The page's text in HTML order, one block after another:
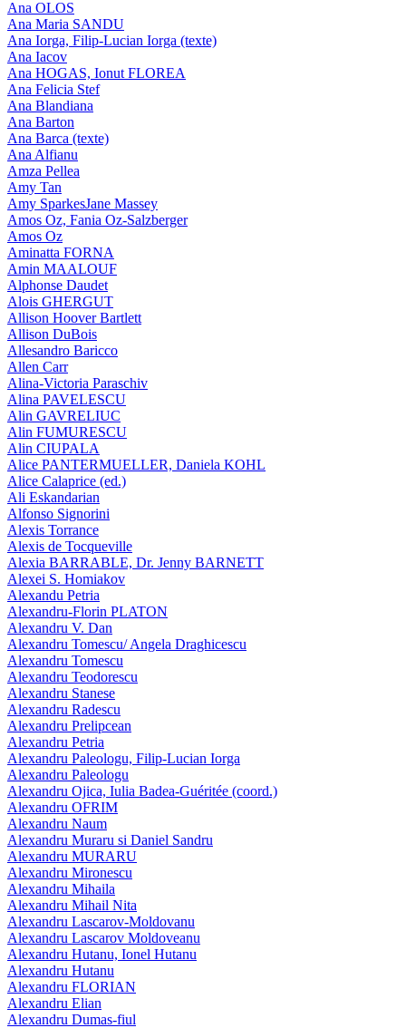
Ana OLOS
Ana Maria SANDU
Ana Iorga, Filip-Lucian Iorga (texte)
Ana Iacov
Ana HOGAS, Ionut FLOREA
Ana Felicia Stef
Ana Blandiana
Ana Barton
Ana Barca (texte)
Ana Alfianu
Amza Pellea
Amy Tan
Amy SparkesJane Massey
Amos Oz, Fania Oz-Salzberger
Amos Oz
Aminatta FORNA
Amin MAALOUF
Alphonse Daudet
Alois GHERGUT
Allison Hoover Bartlett
Allison DuBois
Allesandro Baricco
Allen Carr
Alina-Victoria Paraschiv
Alina PAVELESCU
Alin GAVRELIUC
Alin FUMURESCU
Alin CIUPALA
Alice PANTERMUELLER, Daniela KOHL
Alice Calaprice (ed.)
Ali Eskandarian
Alfonso Signorini
Alexis Torrance
Alexis de Tocqueville
Alexia BARRABLE, Dr. Jenny BARNETT
Alexei S. Homiakov
Alexandu Petria
Alexandru-Florin PLATON
Alexandru V. Dan
Alexandru Tomescu/ Angela Draghicescu
Alexandru Tomescu
Alexandru Teodorescu
Alexandru Stanese
Alexandru Radescu
Alexandru Prelipcean
Alexandru Petria
Alexandru Paleologu, Filip-Lucian Iorga
Alexandru Paleologu
Alexandru Ojica, Iulia Badea-Guéritée (coord.)
Alexandru OFRIM
Alexandru Naum
Alexandru Muraru si Daniel Sandru
Alexandru MURARU
Alexandru Mironescu
Alexandru Mihaila
Alexandru Mihail Nita
Alexandru Lascarov-Moldovanu
Alexandru Lascarov Moldoveanu
Alexandru Hutanu, Ionel Hutanu
Alexandru Hutanu
Alexandru FLORIAN
Alexandru Elian
Alexandru Dumas-fiul